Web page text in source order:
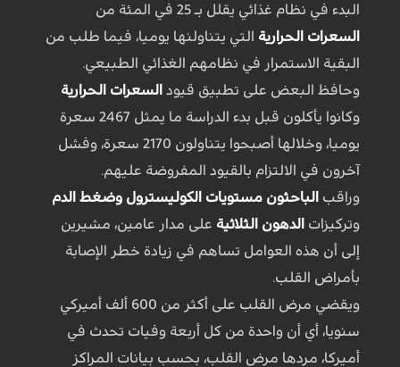
البدء في نظام غذائي يقلل بـ 25 في المئة من
السعرات الحرارية التي يتناولنها يوميا، فيما طلب من
البقية الاستمرار في نظامهم الغذائي الطبيعي.
وحافظ البعض على تطبيق قيود السعرات الحرارية
وكانوا يأكلون قبل بدء الدراسة ما يمثل 2467 سعرة
يوميا، وخلالها أصبحوا يتناولون 2170 سعرة، وفشل
آخرون في الالتزام بالقيود المفروضة عليهم.
وراقب الباحثون مستويات الكوليسترول وضغط الدم
وتركيزات الدهون الثلاثية على مدار عامين، مشيرين
إلى أن هذه العوامل تساهم في زيادة خطر الإصابة
بأمراض القلب.
ويقضي مرض القلب على أكثر من 600 ألف أميركي
سنويا، أي أن واحدة من كل أربعة وفيات تحدث في
أميركا، مردها مرض القلب، بحسب بيانات المراكز